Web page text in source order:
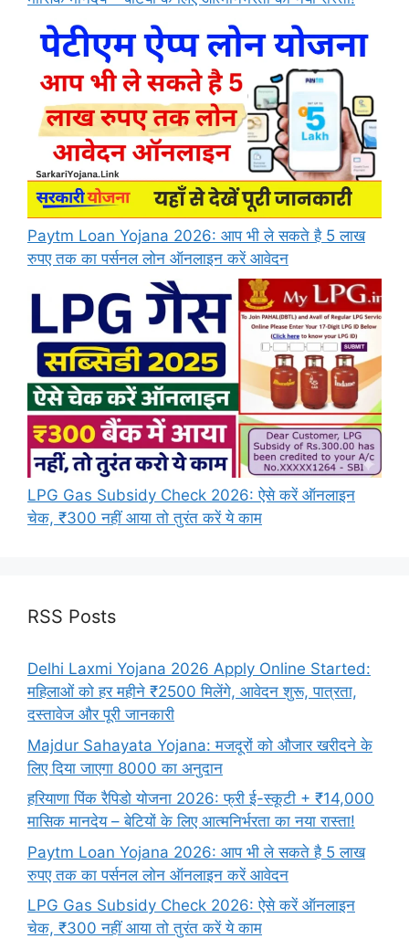
Paytm Loan Yojana 2026: आप भी ले सकते है 5 लाख
रुपए तक का पर्सनल लोन ऑनलाइन करें आवेदन
LPG Gas Subsidy Check 2026: ऐसे करें ऑनलाइन
चेक, ₹300 नहीं आया तो तुरंत करें ये काम
RSS Posts
Delhi Laxmi Yojana 2026 Apply Online Started:
महिलाओं को हर महीने ₹2500 मिलेंगे, आवेदन शुरू, पात्रता,
दस्तावेज और पूरी जानकारी
Majdur Sahayata Yojana: मजदूरों को औजार खरीदने के
लिए दिया जाएगा 8000 का अनुदान
हरियाणा पिंक रैपिडो योजना 2026: फ्री ई-स्कूटी + ₹14,000
मासिक मानदेय – बेटियों के लिए आत्मनिर्भरता का नया रास्ता!
Paytm Loan Yojana 2026: आप भी ले सकते है 5 लाख
रुपए तक का पर्सनल लोन ऑनलाइन करें आवेदन
LPG Gas Subsidy Check 2026: ऐसे करें ऑनलाइन
चेक, ₹300 नहीं आया तो तुरंत करें ये काम